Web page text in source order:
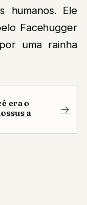
humanos. Ele
Facehugger
uma rainha
era o
a
→